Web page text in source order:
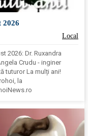
2026
Local
2026: Dr. Ruxandra
Crudu - inginer
tuturor La mulți ani!
la